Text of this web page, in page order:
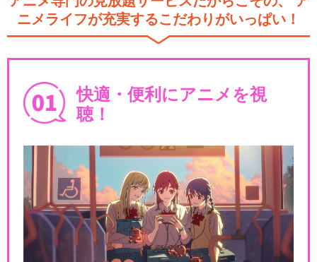
ニメライフが充実するこだわりがいっぱい！
快適・便利にアニメを視
聴！